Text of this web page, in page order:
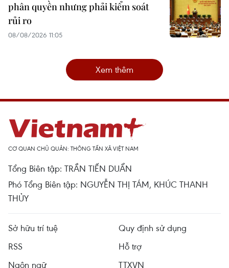
phân quyền nhưng phải kiểm soát
rủi ro
08/08/2026 11:05
Xem thêm
CƠ QUAN CHỦ QUẢN: THÔNG TẤN XÃ VIỆT NAM
Tổng Biên tập: TRẦN TIẾN DUẨN
Phó Tổng Biên tập: NGUYỄN THỊ TÁM, KHÚC THANH
THỦY
Sở hữu trí tuệ
Quy định sử dụng
RSS
Hỗ trợ
Ngôn ngữ
TTXVN